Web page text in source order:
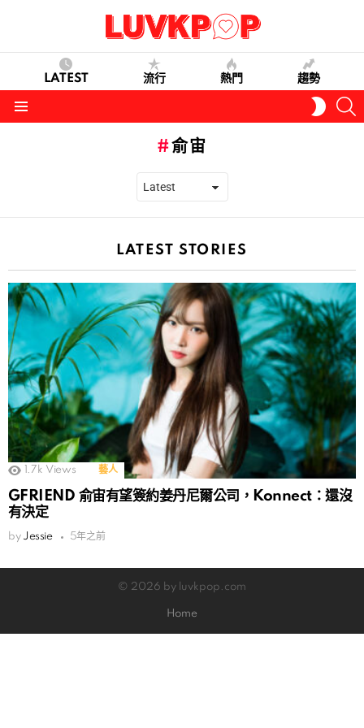
LATEST 流行 熱門 趨勢
SKIN
俞宙
LATEST STORIES
1.7k Views 藝人
GFRIEND 俞宙有望簽約姜丹尼爾公司，Konnect：還沒
有決定
by Jessie 5年之前
© 2026 by luvkpop.com
Home